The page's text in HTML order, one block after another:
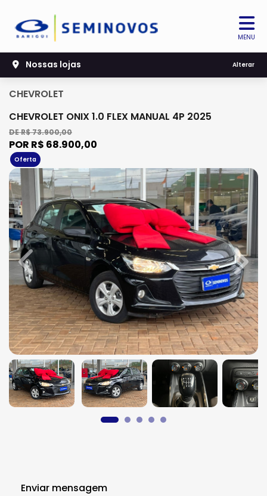
MENU
Nossas lojas Alterar
CHEVROLET
CHEVROLET ONIX 1.0 FLEX MANUAL 4P 2025
DE R$ 73.900,00
POR R$ 68.900,00
Oferta
Previous Next
Enviar mensagem